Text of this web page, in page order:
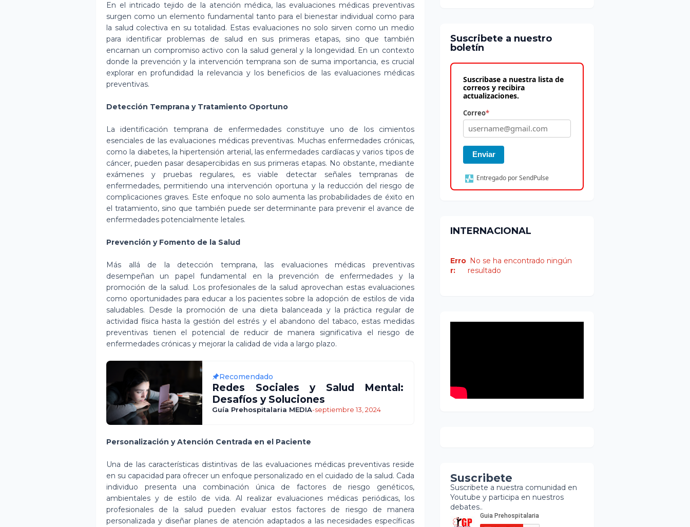
En el intricado tejido de la atención médica, las evaluaciones médicas preventivas
surgen como un elemento fundamental tanto para el bienestar individual como para
la salud colectiva en su totalidad. Estas evaluaciones no solo sirven como un medio
para identificar problemas de salud en sus primeras etapas, sino que también
encarnan un compromiso activo con la salud general y la longevidad. En un contexto
donde la prevención y la intervención temprana son de suma importancia, es crucial
explorar en profundidad la relevancia y los beneficios de las evaluaciones médicas
preventivas.
Detección Temprana y Tratamiento Oportuno
La identificación temprana de enfermedades constituye uno de los cimientos
esenciales de las evaluaciones médicas preventivas. Muchas enfermedades crónicas,
como la diabetes, la hipertensión arterial, las enfermedades cardíacas y varios tipos de
cáncer, pueden pasar desapercibidas en sus primeras etapas. No obstante, mediante
exámenes y pruebas regulares, es viable detectar señales tempranas de
enfermedades, permitiendo una intervención oportuna y la reducción del riesgo de
complicaciones graves. Este enfoque no solo aumenta las probabilidades de éxito en
el tratamiento, sino que también puede ser determinante para prevenir el avance de
enfermedades potencialmente letales.
Prevención y Fomento de la Salud
Más allá de la detección temprana, las evaluaciones médicas preventivas
desempeñan un papel fundamental en la prevención de enfermedades y la
promoción de la salud. Los profesionales de la salud aprovechan estas evaluaciones
como oportunidades para educar a los pacientes sobre la adopción de estilos de vida
saludables. Desde la promoción de una dieta balanceada y la práctica regular de
actividad física hasta la gestión del estrés y el abandono del tabaco, estas medidas
preventivas tienen el potencial de reducir de manera significativa el riesgo de
enfermedades crónicas y mejorar la calidad de vida a largo plazo.
Recomendado
Redes Sociales y Salud Mental:
Desafíos y Soluciones
Guía Prehospitalaria MEDIA-septiembre 13, 2024
Personalización y Atención Centrada en el Paciente
Una de las características distintivas de las evaluaciones médicas preventivas reside
en su capacidad para ofrecer un enfoque personalizado en el cuidado de la salud. Cada
individuo presenta una combinación única de factores de riesgo genéticos,
ambientales y de estilo de vida. Al realizar evaluaciones médicas periódicas, los
profesionales de la salud pueden evaluar estos factores de riesgo de manera
personalizada y diseñar planes de atención adaptados a las necesidades específicas
Suscribete a nuestro
boletín
Suscribase a nuestra lista de
correos y recibira
actualizaciones.
Correo*
Enviar
Entregado por SendPulse
INTERNACIONAL
Erro
r:
No se ha encontrado ningún
resultado
Suscribete
Suscribete a nuestra comunidad en
Youtube y participa en nuestros
debates..